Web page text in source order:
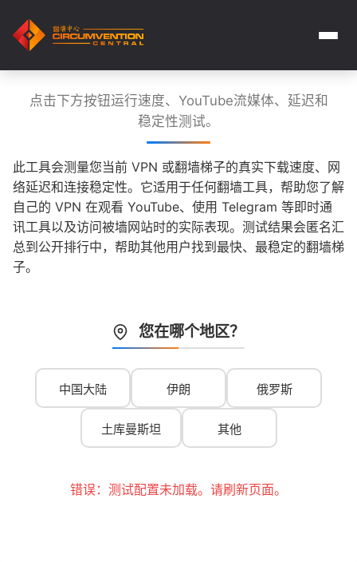
点击下方按钮运行速度、YouTube流媒体、延迟和
稳定性测试。
此工具会测量您当前 VPN 或翻墙梯子的真实下载速度、网
络延迟和连接稳定性。它适用于任何翻墙工具，帮助您了解
自己的 VPN 在观看 YouTube、使用 Telegram 等即时通
讯工具以及访问被墙网站时的实际表现。测试结果会匿名汇
总到公开排行中，帮助其他用户找到最快、最稳定的翻墙梯
子。
您在哪个地区？
中国大陆 伊朗 俄罗斯
土库曼斯坦 其他
错误：测试配置未加载。请刷新页面。